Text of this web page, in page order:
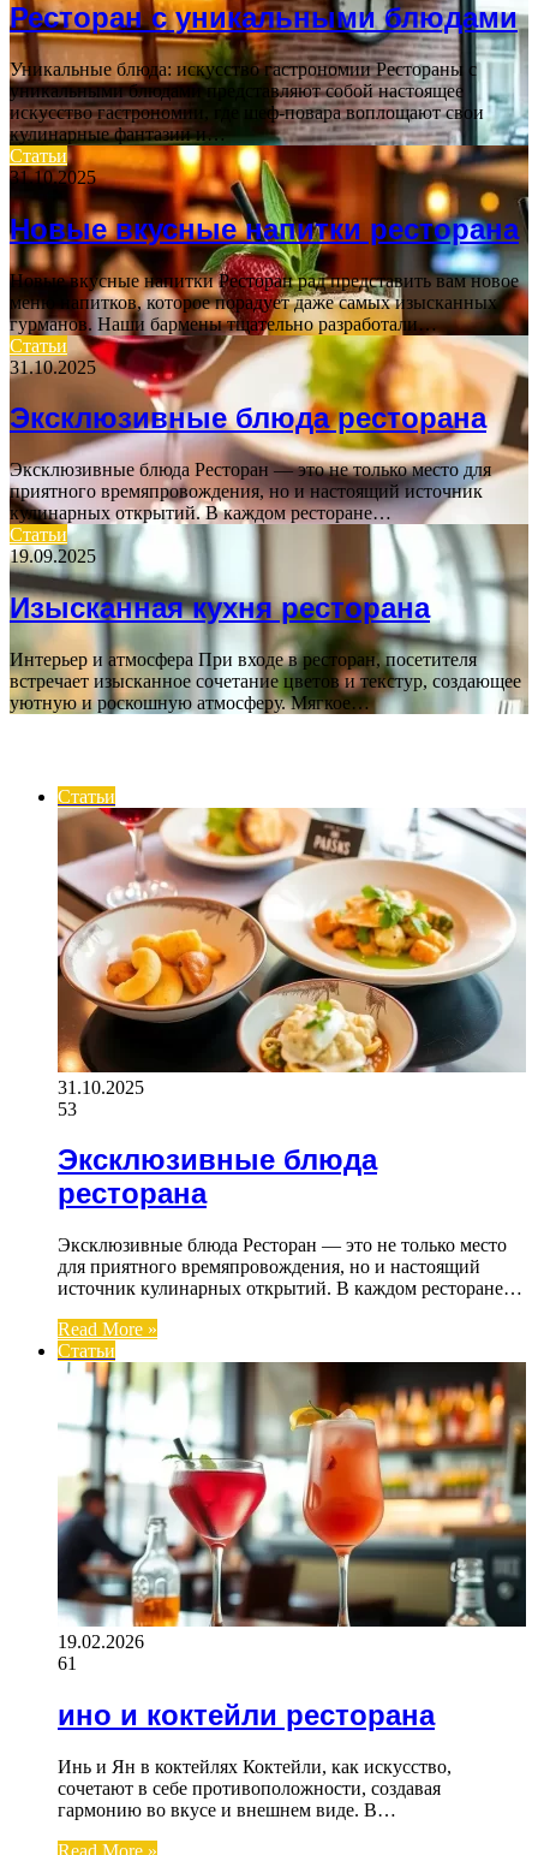
Ресторан с уникальными блюдами
Уникальные блюда: искусство гастрономии Рестораны с
уникальными блюдами представляют собой настоящее
искусство гастрономии, где шеф-повара воплощают свои
кулинарные фантазии и…
Статьи
31.10.2025
Новые вкусные напитки ресторана
Новые вкусные напитки Ресторан рад представить вам новое
меню напитков, которое порадует даже самых изысканных
гурманов. Наши бармены тщательно разработали…
Статьи
31.10.2025
Эксклюзивные блюда ресторана
Эксклюзивные блюда Ресторан — это не только место для
приятного времяпровождения, но и настоящий источник
кулинарных открытий. В каждом ресторане…
Статьи
19.09.2025
Изысканная кухня ресторана
Интерьер и атмосфера При входе в ресторан, посетителя
встречает изысканное сочетание цветов и текстур, создающее
уютную и роскошную атмосферу. Мягкое…
Статьи
31.10.2025
53
Эксклюзивные блюда
ресторана
Эксклюзивные блюда Ресторан — это не только место
для приятного времяпровождения, но и настоящий
источник кулинарных открытий. В каждом ресторане…
Read More »
Статьи
19.02.2026
61
ино и коктейли ресторана
Инь и Ян в коктейлях Коктейли, как искусство,
сочетают в себе противоположности, создавая
гармонию во вкусе и внешнем виде. В…